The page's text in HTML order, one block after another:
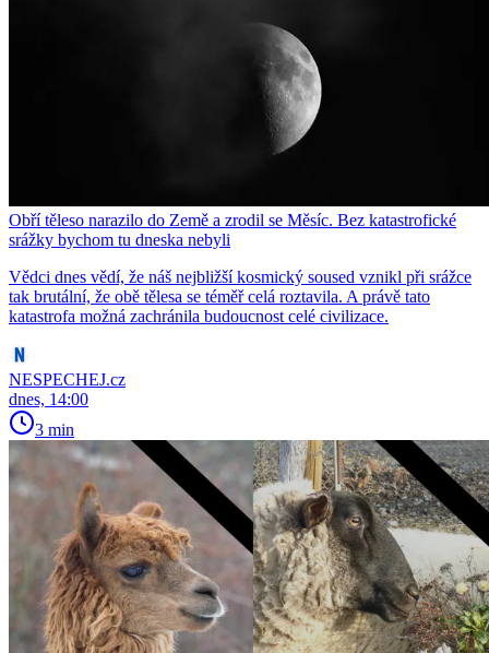
Obří těleso narazilo do Země a zrodil se Měsíc. Bez katastrofické
srážky bychom tu dneska nebyli
Vědci dnes vědí, že náš nejbližší kosmický soused vznikl při srážce
tak brutální, že obě tělesa se téměř celá roztavila. A právě tato
katastrofa možná zachránila budoucnost celé civilizace.
NESPECHEJ.cz
dnes, 14:00
3 min